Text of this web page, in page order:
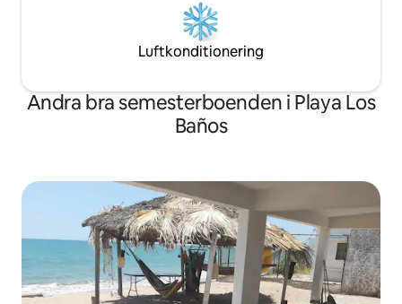
Luftkonditionering
Andra bra semesterboenden i Playa Los
Baños